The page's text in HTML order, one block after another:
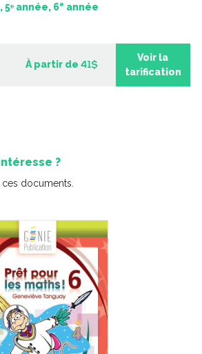
canard colvert
5ᵉ année, 6e année
À partir de 41$
Voir la
tarification
?
documents.